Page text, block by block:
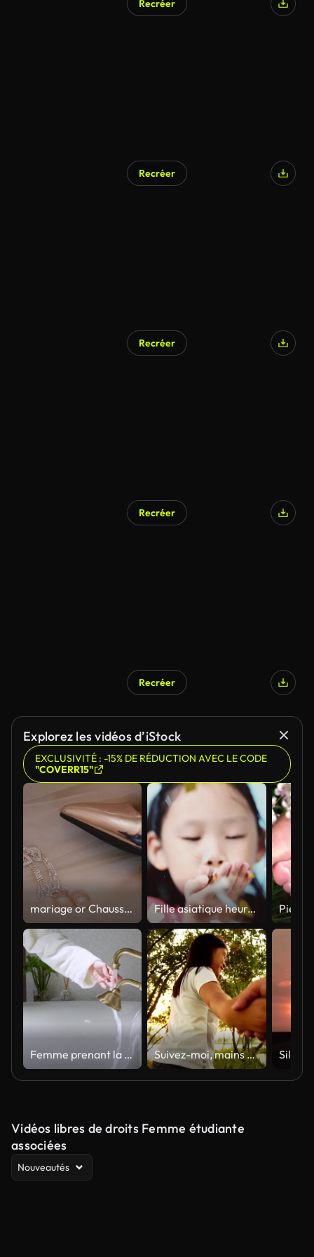
Recréer
Recréer
Recréer
Recréer
Recréer
Explorez les vidéos d’iStock
EXCLUSIVITÉ : -15% DE RÉDUCTION AVEC LE CODE
"COVERR15"
mariage or Chaussures femmes bagues et bijoux sur le lit Fille asiatique heureuse soufflant avec des papiers d’argent et d’or paillettes tombant vers le bas, mouvement lent.
Femme prenant la baignoire le matin. Suivez-moi, mains de tenue adolescente heureuse qui traverse un champ au coucher du soleil, le mouvement lent
Vidéos libres de droits Femme étudiante
associées
Nouveautés